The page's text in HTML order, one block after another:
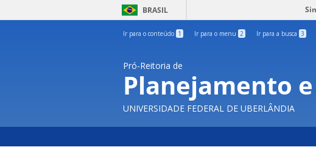
BRASIL
Ir para o conteúdo 1 Ir para o menu 2 Ir para a busca 3
Pró-Reitoria de
Planejamento
UNIVERSIDADE FEDERAL DE UBERLÂNDIA